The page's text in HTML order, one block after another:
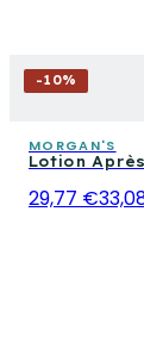
-10%
MORGAN'S
Lotion
29,77 €